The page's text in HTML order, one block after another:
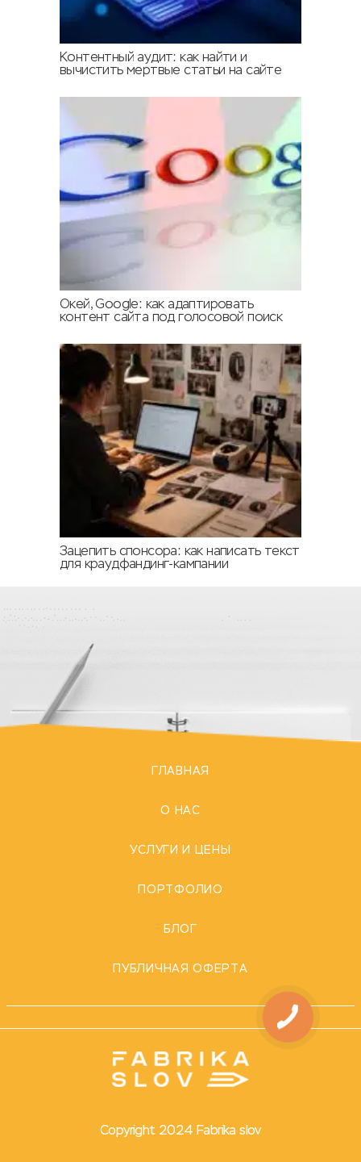
Контентный аудит: как найти и
вычистить мертвые статьи на сайте
Окей, Google: как адаптировать
контент сайта под голосовой поиск
Зацепить спонсора: как написать текст
для краудфандинг-кампании
ГЛАВНАЯ
О НАС
УСЛУГИ И ЦЕНЫ
ПОРТФОЛИО
БЛОГ
ПУБЛИЧНАЯ ОФЕРТА
Copyright 2024 Fabrika slov